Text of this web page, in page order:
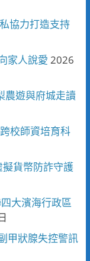
協力打造支持
家人說愛 2026
遊與府城走讀
校師資培育科
貨幣防詐守護
大濱海行政區
甲狀腺失控警訊